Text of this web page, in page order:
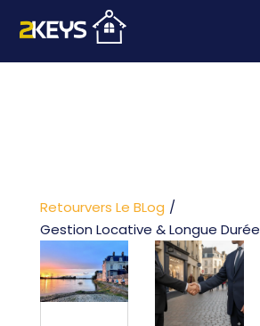
Retourvers Le BLog /
Gestion Locative & Longue Durée